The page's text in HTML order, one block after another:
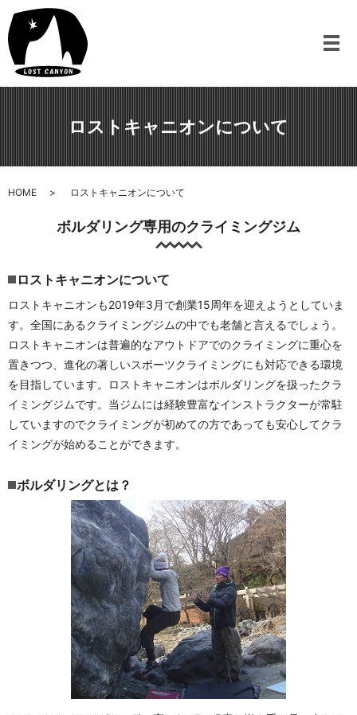
メ
ロストキャニオンについて
HOME ロストキャニオンについて
ボルダリング専用のクライミングジム
ロストキャニオンについて
ロストキャニオンも2019年3月で創業15周年を迎えようとしていま
す。全国にあるクライミングジムの中でも老舗と言えるでしょう。
ロストキャニオンは普遍的なアウトドアでのクライミングに重心を
置きつつ、進化の著しいスポーツクライミングにも対応できる環境
を目指しています。ロストキャニオンはボルダリングを扱ったクラ
イミングジムです。当ジムには経験豊富なインストラクターが常駐
していますのでクライミングが初めての方であっても安心してクラ
イミングが始めることができます。
ボルダリングとは？